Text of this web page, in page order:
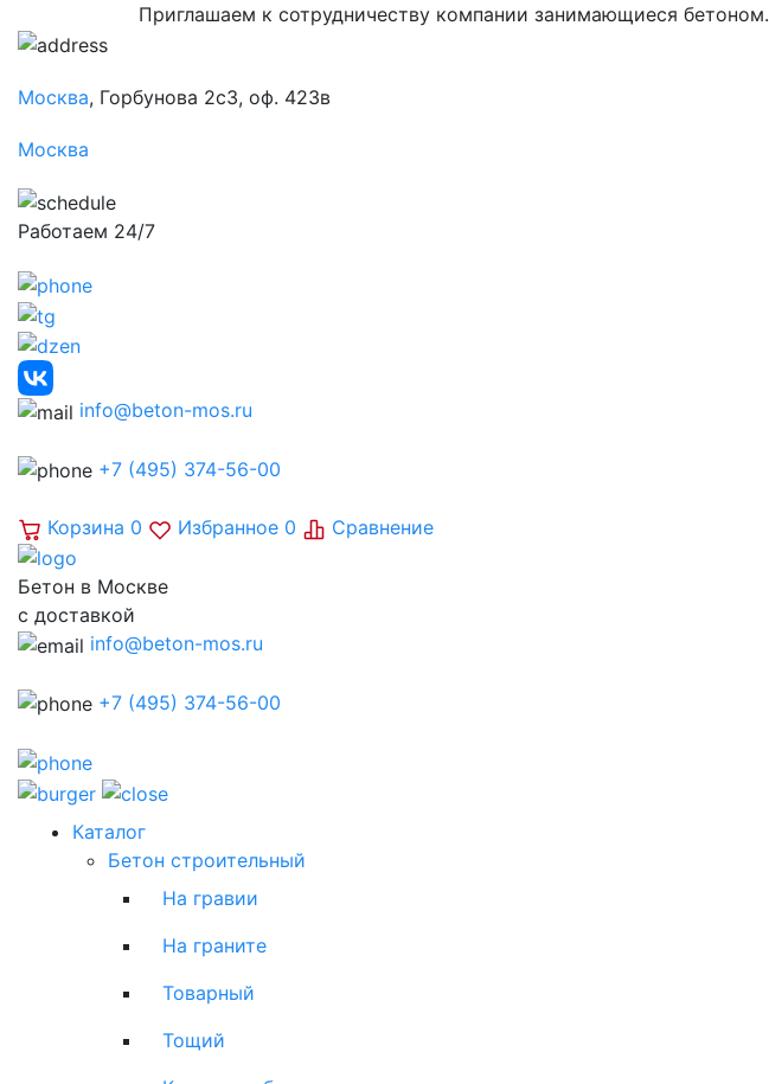
Приглашаем к сотрудничеству компании занимающиеся бетоном.
Москва, Горбунова 2с3, оф. 423в
Москва
Работаем 24/7
info@beton-mos.ru
+7 (495) 374-56-00
Корзина 0 Избранное 0 Сравнение
Бетон в Москве
с доставкой
info@beton-mos.ru
+7 (495) 374-56-00
Каталог
Бетон строительный
На гравии
На граните
Товарный
Тощий